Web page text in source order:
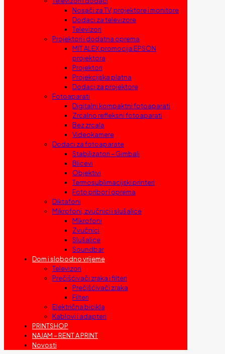
Nosači za TV, projektore i monitore
Dodaci za televizore
Televizori
Projektori i dodatna oprema
MIT ALEX promocija EPSON
projektora
Projektori
Projekcijska platna
Dodaci za projektore
Fotoaparati
Digitalni kompaktni fotoaparati
Zrcalno refleksni fotoaparati
Bez zrcala
Videokamere
Dodaci za fotoaparate
Stabilizatori – Gimbali
Blicevi
Objektivi
Termosublimacijski printeri
Foto pribor i oprema
Diktafoni
Mikrofoni, zvučnici i slušalice
Mikrofoni
Zvučnici
Slušalice
Soundbar
Dom i slobodno vrijeme
Televizori
Prečišćivači zraka i filteri
Prečišćivači zraka
Filteri
Električna bicikla
Kablovi i adapteri
PRINTSHOP
NAJAM – RENT A PRINT
Novosti